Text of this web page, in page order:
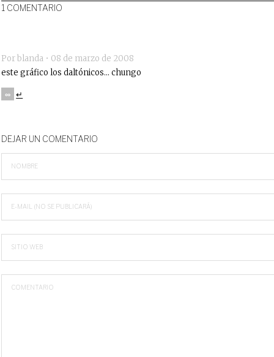
1 COMENTARIO
Por blanda • 08 de marzo de 2008
este gráfico los daltónicos… chungo
∞ ↵
DEJAR UN COMENTARIO
NOMBRE
E-MAIL (NO SE PUBLICARÁ)
SITIO WEB
COMENTARIO